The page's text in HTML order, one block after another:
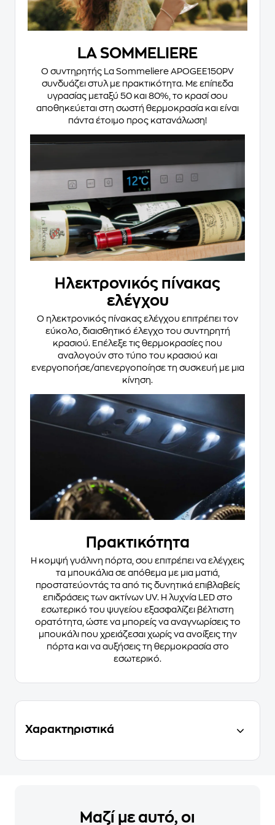
LA SOMMELIERE
Ο συντηρητής La Sommeliere APOGEE150PV
συνδυάζει στυλ με πρακτικότητα. Με επίπεδα
υγρασίας μεταξύ 50 και 80%, το κρασί σου
αποθηκεύεται στη σωστή θερμοκρασία και είναι
πάντα έτοιμο προς κατανάλωση!
Ηλεκτρονικός πίνακας
ελέγχου
Ο ηλεκτρονικός πίνακας ελέγχου επιτρέπει τον
εύκολο, διαισθητικό έλεγχο του συντηρητή
κρασιού. Επέλεξε τις θερμοκρασίες που
αναλογούν στο τύπο του κρασιού και
ενεργοποήσε/απενεργοποίησε τη συσκευή με μια
κίνηση.
Πρακτικότητα
Η κομψή γυάλινη πόρτα, σου επιτρέπει να ελέγχεις
τα μπουκάλια σε απόθεμα με μια ματιά,
προστατεύοντάς τα από τις δυνητικά επιβλαβείς
επιδράσεις των ακτίνων UV. Η λυχνία LED στο
εσωτερικό του ψυγείου εξασφαλίζει βέλτιστη
ορατότητα, ώστε να μπορείς να αναγνωρίσεις το
μπουκάλι που χρειάζεσαι χωρίς να ανοίξεις την
πόρτα και να αυξήσεις τη θερμοκρασία στο
εσωτερικό.
Χαρακτηριστικά
Μαζί με αυτό, οι